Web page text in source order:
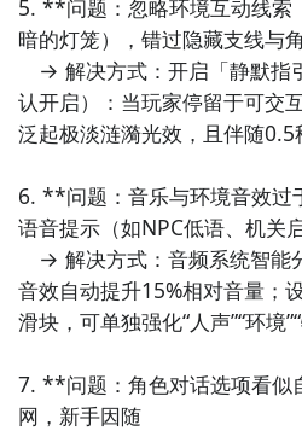
与讨论和提问题，我们会第一
5. **问题：忽略环境互动线索
暗的灯笼），错过隐藏支线与
→ 解决方式：开启「静默指
认开启）：当玩家停留于可交
泛起极淡涟漪光效，且伴随0.5
6. **问题：音乐与环境音效过
语音提示（如NPC低语、机关
→ 解决方式：音频系统智
音效自动提升15%相对音量；
滑块，可单独强化“人声”“环境
7. **问题：角色对话选项看似
网，新手因随